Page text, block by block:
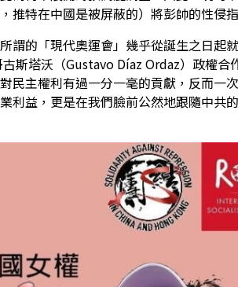
推特在中國是被屏蔽的）將彭帥的性侵
謂的「現代奧運會」幾乎從誕生之日起
斯塔沃（Gustavo Díaz Ordaz）政權
民主權利有過一分一毫的貢獻，反而一
利益，更是在我們臉前公然地跟隨中共